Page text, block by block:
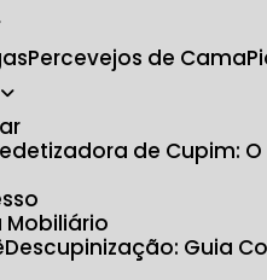
Percevejos de Cama
Dedetizadora de Cupim:
Mobiliário
Descupinização: Guia